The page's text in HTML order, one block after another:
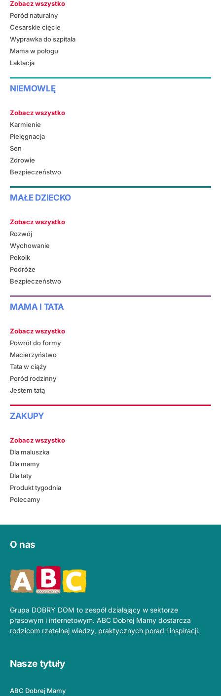
Zobacz wszystko
Poród naturalny
Cesarskie cięcie
Wyprawka do szpitala
Mama w połogu
Laktacja
NIEMOWLĘ
Zobacz wszystko
Karmienie
Pielęgnacja
Sen
Zdrowie
Bezpieczeństwo
MAŁE DZIECKO
Zobacz wszystko
Rozwój
Wychowanie
Pokoik
Podróże
Bezpieczeństwo
MAMA I TATA
Zobacz wszystko
Powrót do formy
Macierzyństwo
Tata w ciąży
Poród rodzinny
Jestem tatą
ZAKUPY
Zobacz wszystko
Dla maluszka
Dla mamy
Dla taty
Produkt tygodnia
Polecamy
O nas
Grupa DOBRY DOM to zespół działający w sektorze
prasowym i internetowym. ABC Dobrej Mamy dostarcza
rodzicom rzetelnej wiedzy, praktycznych porad i inspiracji.
Nasze tytuły
ABC Dobrej Mamy